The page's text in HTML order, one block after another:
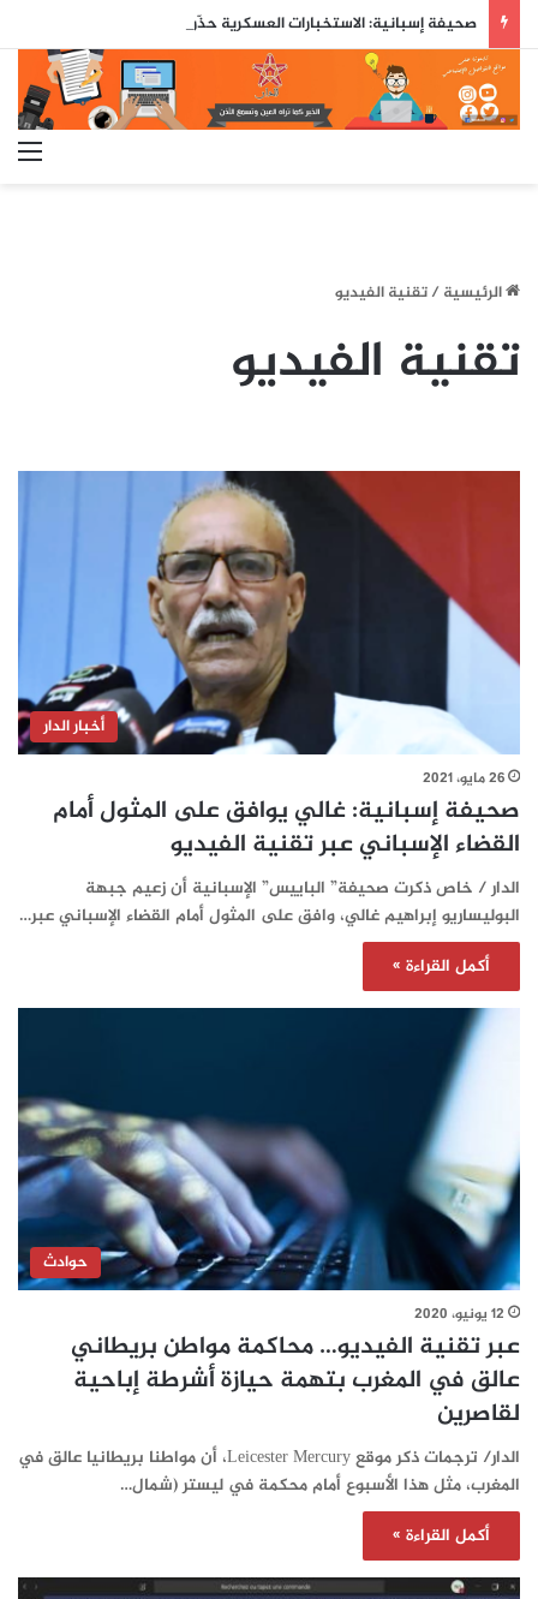
الرئيسية/تقنية الفيديو
تقنية الفيديو
أخبار الدار
26 مايو، 2021
صحيفة إسبانية: غالي يوافق على المثول أمام
القضاء الإسباني عبر تقنية الفيديو
الدار / خاص ذكرت صحيفة” الباييس” الإسبانية أن زعيم جبهة
البوليساريو إبراهيم غالي، وافق على المثول أمام القضاء الإسباني عبر…
أكمل القراءة »
حوادث
12 يونيو، 2020
عبر تقنية الفيديو… محاكمة مواطن بريطاني
عالق في المغرب بتهمة حيازة أشرطة إباحية
لقاصرين
الدار/ ترجمات ذكر موقع Leicester Mercury، أن مواطنا بريطانيا عالق في
المغرب، مثل هذا الأسبوع أمام محكمة في ليستر (شمال…
أكمل القراءة »